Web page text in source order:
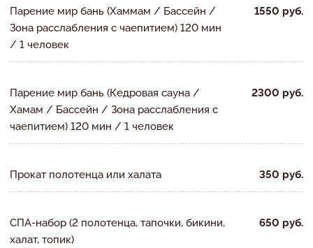
Парение мир бань (Хаммам / Бассейн /
Зона расслабления с чаепитием) 120 мин
/ 1 человек
1550 руб.
Парение мир бань (Кедровая сауна /
Хамам / Бассейн / Зона расслабления с
чаепитием) 120 мин / 1 человек
2300 руб.
Прокат полотенца или халата 350 руб.
СПА-набор (2 полотенца, тапочки, бикини,
халат, топик)
650 руб.